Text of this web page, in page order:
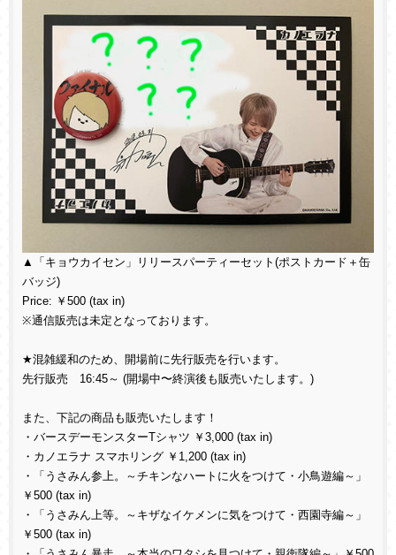
▲「キョウカイセン」リリースパーティーセット(ポストカード＋缶
バッジ)
Price: ￥500 (tax in)
※通信販売は未定となっております。
★混雑緩和のため、開場前に先行販売を行います。
先行販売 16:45～ (開場中〜終演後も販売いたします。)
また、下記の商品も販売いたします！
・バースデーモンスターTシャツ ￥3,000 (tax in)
・カノエラナ スマホリング ￥1,200 (tax in)
・「うさみん参上。～チキンなハートに火をつけて・小鳥遊編～」
￥500 (tax in)
・「うさみん上等。～キザなイケメンに気をつけて・西園寺編～」
￥500 (tax in)